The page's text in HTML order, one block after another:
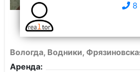
8
Вологда, Водники,
Аренда: